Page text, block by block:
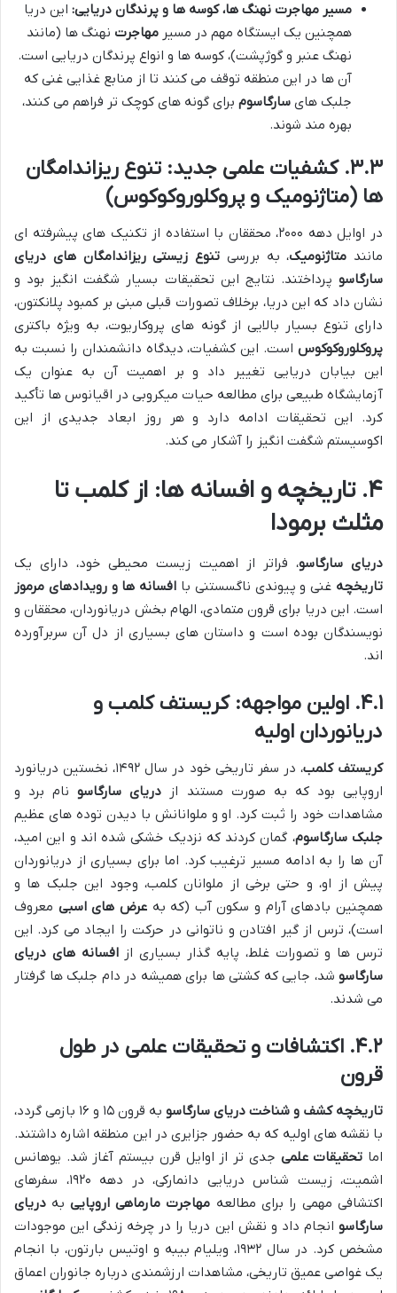
مسیر مهاجرت نهنگ ها، کوسه ها و پرندگان دریایی: این دریا
همچنین یک ایستگاه مهم در مسیر مهاجرت نهنگ ها (مانند
نهنگ عنبر و گوژپشت)، کوسه ها و انواع پرندگان دریایی است.
آن ها در این منطقه توقف می کنند تا از منابع غذایی غنی که
جلبک های سارگاسوم برای گونه های کوچک تر فراهم می کنند،
بهره مند شوند.
۳.۳. کشفیات علمی جدید: تنوع ریزاندامگان
ها (متاژنومیک و پروکلوروکوکوس)
در اوایل دهه ۲۰۰۰، محققان با استفاده از تکنیک های پیشرفته ای
مانند متاژنومیک، به بررسی تنوع زیستی ریزاندامگان های دریای
سارگاسو پرداختند. نتایج این تحقیقات بسیار شگفت انگیز بود و
نشان داد که این دریا، برخلاف تصورات قبلی مبنی بر کمبود پلانکتون،
دارای تنوع بسیار بالایی از گونه های پروکاریوت، به ویژه باکتری
پروکلوروکوکوس است. این کشفیات، دیدگاه دانشمندان را نسبت به
این بیابان دریایی تغییر داد و بر اهمیت آن به عنوان یک
آزمایشگاه طبیعی برای مطالعه حیات میکروبی در اقیانوس ها تأکید
کرد. این تحقیقات ادامه دارد و هر روز ابعاد جدیدی از این
اکوسیستم شگفت انگیز را آشکار می کند.
۴. تاریخچه و افسانه ها: از کلمب تا
مثلث برمودا
دریای سارگاسو، فراتر از اهمیت زیست محیطی خود، دارای یک
تاریخچه غنی و پیوندی ناگسستنی با افسانه ها و رویدادهای مرموز
است. این دریا برای قرون متمادی، الهام بخش دریانوردان، محققان و
نویسندگان بوده است و داستان های بسیاری از دل آن سربرآورده
اند.
۴.۱. اولین مواجهه: کریستف کلمب و
دریانوردان اولیه
کریستف کلمب
، در سفر تاریخی خود در سال ۱۴۹۲، نخستین دریانورد
اروپایی بود که به صورت مستند از دریای سارگاسونام برد و
مشاهدات خود را ثبت کرد. او و ملوانانش با دیدن توده های عظیم
جلبک سارگاسوم، گمان کردند که نزدیک خشکی شده اند و این امید،
آن ها را به ادامه مسیر ترغیب کرد. اما برای بسیاری از دریانوردان
پیش از او، و حتی برخی از ملوانان کلمب، وجود این جلبک ها و
همچنین بادهای آرام و سکون آب (که بهعرض های اسبی معروف
است)، ترس از گیر افتادن و ناتوانی در حرکت را ایجاد می کرد. این
ترس ها و تصورات غلط، پایه گذار بسیاری ازافسانه های دریای
سارگاسو شد، جایی که کشتی ها برای همیشه در دام جلبک ها گرفتار
می شدند.
۴.۲. اکتشافات و تحقیقات علمی در طول
قرون
تاریخچه کشف و شناخت دریای سارگاسو
به قرون ۱۵ و ۱۶ بازمی گردد،
با نقشه های اولیه که به حضور جزایری در این منطقه اشاره داشتند.
اما تحقیقات علمی جدی تر از اوایل قرن بیستم آغاز شد. یوهانس
اشمیت، زیست شناس دریایی دانمارکی، در دهه ۱۹۲۰، سفرهای
اکتشافی مهمی را برای مطالعه مهاجرت مارماهی اروپاییبه دریای
سارگاسو انجام داد و نقش این دریا را در چرخه زندگی این موجودات
مشخص کرد. در سال ۱۹۳۲، ویلیام بیبه و اوتیس بارتون، با انجام
یک غواصی عمیق تاریخی، مشاهدات ارزشمندی درباره جانوران اعماق